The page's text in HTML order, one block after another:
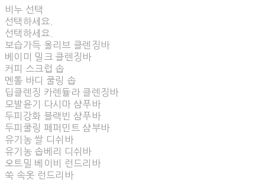
비누 선택
선택하세요.
선택하세요.
보습가득 올리브 클렌징바
베이미 밀크 클렌징바
커피 스크럽 솝
멘톨 바디 쿨링 솝
딥클렌징 카렌듈라 클렌징바
모발윤기 다시마 샴푸바
두피강화 블랙빈 샴푸바
두피쿨링 페퍼민트 샴부바
유기농 쌀 디쉬바
유기농 솝베리 디쉬바
오트밀 베이비 런드리바
쑥 속옷 런드리바